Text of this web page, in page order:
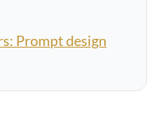
Prompt design